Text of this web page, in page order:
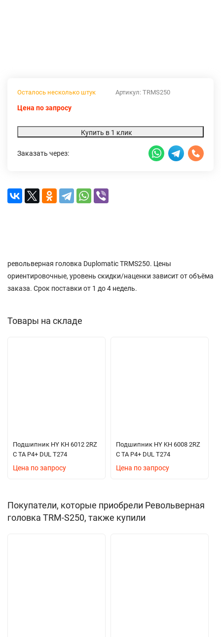
Артикул: TRMS250
Осталось несколько штук
Цена по запросу
Купить в 1 клик
Заказать через:
револьверная головка Duplomatic TRMS250. Цены
ориентировочные, уровень скидки/наценки зависит от объёма
заказа. Срок поставки от 1 до 4 недель.
Товары на складе
Подшипник HY KH 6012 2RZ
C TA P4+ DUL T274
Цена по запросу
Подшипник HY KH 6008 2RZ
C TA P4+ DUL T274
Цена по запросу
Покупатели, которые приобрели Револьверная
головка TRM-S250, также купили